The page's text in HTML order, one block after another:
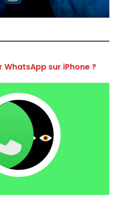
sur iPhone ?